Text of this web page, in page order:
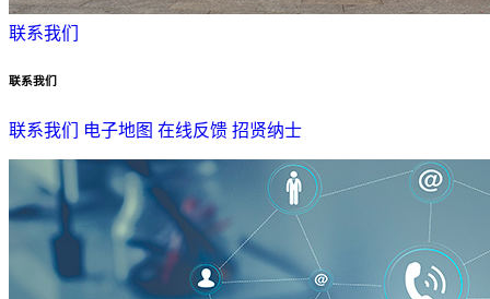
联系我们
联系我们
联系我们 电子地图 在线反馈 招贤纳士